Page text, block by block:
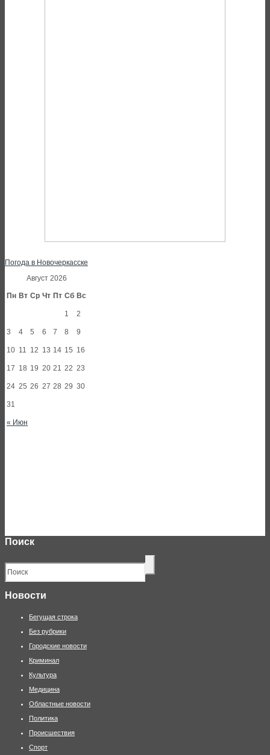
Погода в Новочеркасске
Август 2026
Пн Вт Ср Чт Пт Сб Вс
« Июн
1 2
3 4 5 6 7 8 9
10 11 12 13 14 15 16
17 18 19 20 21 22 23
24 25 26 27 28 29 30
31
Поиск
Новости
Бегущая строка
Без рубрики
Городские новости
Криминал
Культура
Медицина
Областные новости
Политика
Происшествия
Спорт